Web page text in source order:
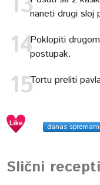
naneti drugi sloj
Poklopiti
postupak.
Tortu preliti
danas
Slični recepti